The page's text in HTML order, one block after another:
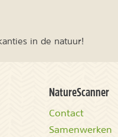
in de natuur!
NatureScanner
Contact
Samenwerken